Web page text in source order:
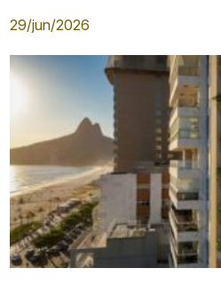
29/jun/2026